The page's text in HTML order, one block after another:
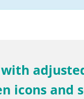
icons and